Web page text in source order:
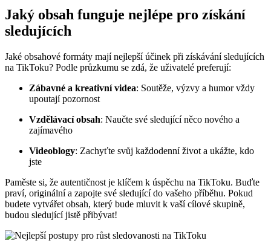
Jaký obsah funguje nejlépe pro získání
sledujících
Jaké obsahové formáty mají nejlepší účinek při získávání sledujících
na TikToku? Podle průzkumu se zdá, že uživatelé preferují:
Zábavné a kreativní videa: Soutěže, výzvy a humor vždy
upoutají pozornost
Vzdělávací obsah: Naučte své sledující něco nového a
zajímavého
Videoblogy: Zachyťte svůj každodenní život a ukážte, kdo
jste
Paměste si, že autentičnost je klíčem k úspěchu na TikToku. Buďte
praví, originální a zapojte své sledující do vašeho příběhu. Pokud
budete vytvářet obsah, který bude mluvit k vaší cílové skupině,
budou sledující jistě přibývat!